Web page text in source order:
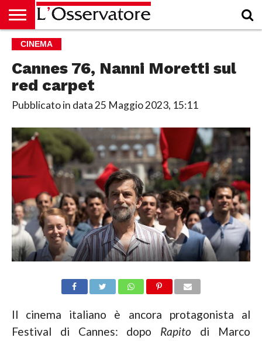
HOME
CULTURA
ECONOMIA
RUBRICHE
ARCHIVIO
PODCAST
ABBONAMENTO
CHI
ACCEDI
CINEMA
Cannes 76, Nanni Moretti sul
red carpet
Pubblicato in data25 Maggio 2023, 15:11
Il cinema italiano è ancora protagonista al
Festival di Cannes: dopo Rapito di Marco